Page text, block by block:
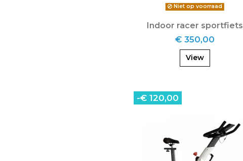
Niet op voorraad
Indoor racer sportfiets
€ 350,00
View
-€ 120,00